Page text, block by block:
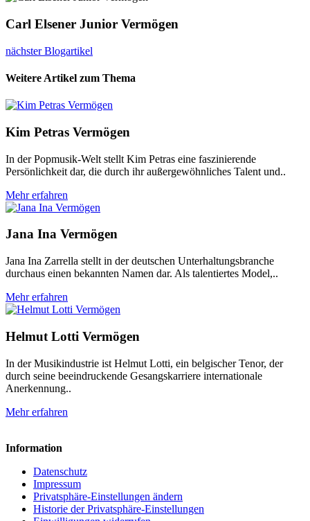
Carl Elsener Junior Vermögen
nächster Blogartikel
Weitere Artikel zum Thema
Kim Petras Vermögen
In der Popmusik-Welt stellt Kim Petras eine faszinierende
Persönlichkeit dar, die durch ihr außergewöhnliches Talent und..
Mehr erfahren
Jana Ina Vermögen
Jana Ina Zarrella stellt in der deutschen Unterhaltungsbranche
durchaus einen bekannten Namen dar. Als talentiertes Model,..
Mehr erfahren
Helmut Lotti Vermögen
In der Musikindustrie ist Helmut Lotti, ein belgischer Tenor, der
durch seine beeindruckende Gesangskarriere internationale
Anerkennung..
Mehr erfahren
Information
Datenschutz
Impressum
Privatsphäre-Einstellungen ändern
Historie der Privatsphäre-Einstellungen